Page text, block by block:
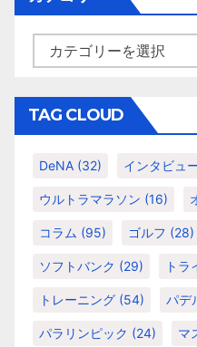
ブ
テ
リ
ー
TAG CLOUD
DeNA (32) インタビュ
ウルトラマラソン (16)
コラム (95) ゴルフ (28)
ソフトバンク (29) トラ
トレーニング (54) パデ
パラリンピック (24) マ